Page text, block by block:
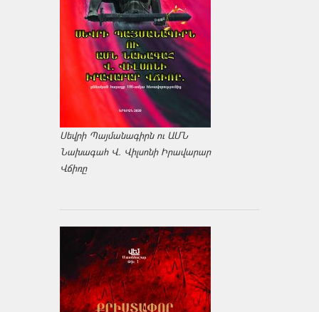
Սեվրի Պայմանագիրն ու ԱՄՆ
Նախագահ Վ. Վիլսոնի Իրավարար
Վճիռը